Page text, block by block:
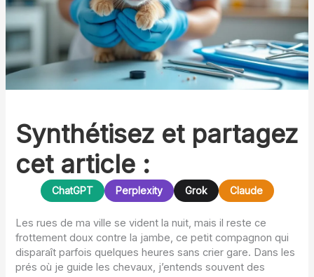
Synthétisez et partagez
cet article :
ChatGPT Perplexity Grok Claude
Les rues de ma ville se vident la nuit, mais il reste ce
frottement doux contre la jambe, ce petit compagnon qui
disparaît parfois quelques heures sans crier gare. Dans les
prés où je guide les chevaux, j’entends souvent des